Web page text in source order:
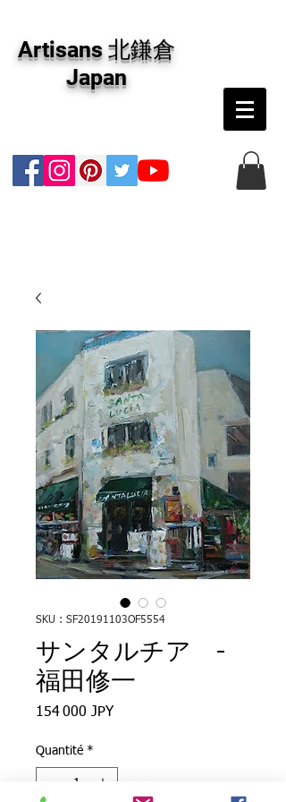
版画・切り絵など、コンテンポラリー並びにフ
ァインアートのオンライン販売をしています。
日本国内の抽象画・具象画の画家に加え、海外
のアーティストの作品もお取り寄せ頂けます。
インテリアとして、大切な方へのギフトとし
Artisans 北鎌倉
Japan
SKU : SF20191103OF5554
サンタルチア -
福田修一
154 000 JPYPrix
Quantité *